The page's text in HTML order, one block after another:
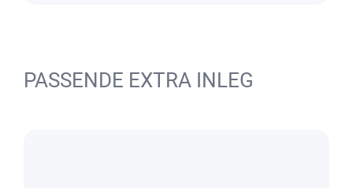
PASSENDE EXTRA INLEG